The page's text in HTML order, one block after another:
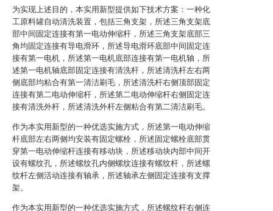
为实现上述目的，本实用新型提供如下技术方案：一种化
工原料罐自动清洗装置，包括三角支架，所述三角支架底
部中间固定连接有第一电动伸缩杆，所述三角支架底部三
角均固定连接有导电滑环，所述导电滑环底部中间固定连
接有第一电机，所述第一电机底部连接有第一电机轴，所
述第一电机轴底部固定连接有清洗杆，所述清洗杆左右两
侧底部均粘合有第一清洁刷毛，所述清洗杆右侧顶部固定
连接有第二电动伸缩杆，所述第二电动伸缩杆右侧固定连
接有清洗外杆，所述清洗外杆左侧粘合有第二清洁刷毛。
作为本实用新型的一种优选实施方式，所述第一电动伸缩
杆底部左右两侧均安装有固定螺栓，所述固定螺栓底部贯
穿第一电动伸缩杆连接有移动块，所述移动块内部中间开
设有螺纹孔，所述螺纹孔内侧螺纹连接有螺纹杆，所述螺
纹杆左侧活动连接有轴承，所述轴承左侧固定连接有支撑
架。
作为本实用新型的一种优选实施方式，所述螺纹杆右侧连